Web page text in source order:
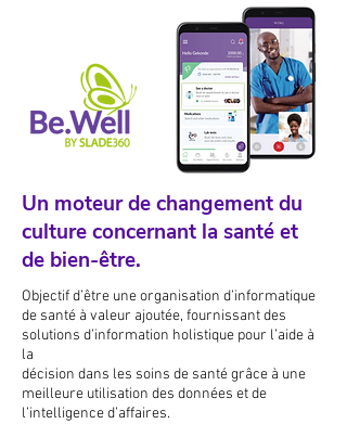
Un moteur de changement du
culture concernant la santé et
de bien-être.
Objectif d’être une organisation d’informatique
de santé à valeur ajoutée, fournissant des
solutions d’information holistique pour l’aide à
la
décision dans les soins de santé grâce à une
meilleure utilisation des données et de
l’intelligence d’affaires.